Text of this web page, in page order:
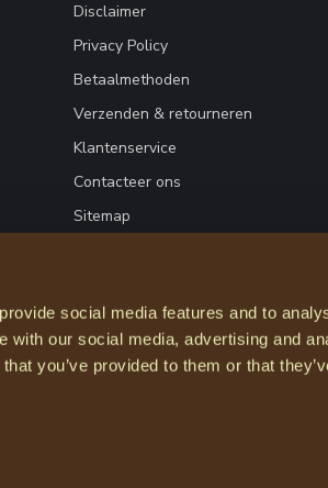
social media features and to
with our social media, advertising and
you’ve provided to them or that
Disclaimer
Privacy Policy
Betaalmethoden
Verzenden & retourneren
Klantenservice
Contacteer ons
Sitemap